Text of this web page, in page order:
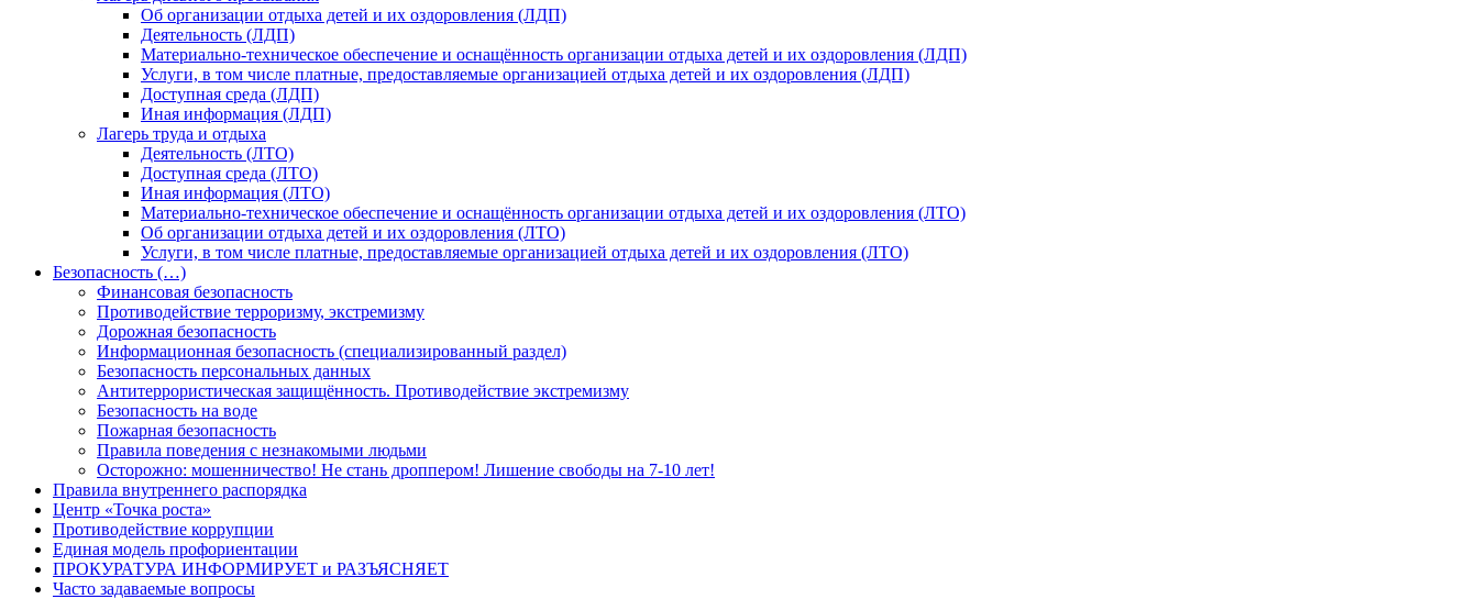
Об организации отдыха детей и их оздоровления (ЛДП)
Деятельность (ЛДП)
Материально-техническое обеспечение и оснащённость организации отдыха детей и их оздоровления (ЛДП)
Услуги, в том числе платные, предоставляемые организацией отдыха детей и их оздоровления (ЛДП)
Доступная среда (ЛДП)
Иная информация (ЛДП)
Лагерь труда и отдыха
Деятельность (ЛТО)
Доступная среда (ЛТО)
Иная информация (ЛТО)
Материально-техническое обеспечение и оснащённость организации отдыха детей и их оздоровления (ЛТО)
Об организации отдыха детей и их оздоровления (ЛТО)
Услуги, в том числе платные, предоставляемые организацией отдыха детей и их оздоровления (ЛТО)
Безопасность (…)
Финансовая безопасность
Противодействие терроризму, экстремизму
Дорожная безопасность
Информационная безопасность (специализированный раздел)
Безопасность персональных данных
Антитеррористическая защищённость. Противодействие экстремизму
Безопасность на воде
Пожарная безопасность
Правила поведения с незнакомыми людьми
Осторожно: мошенничество! Не стань дроппером! Лишение свободы на 7-10 лет!
Правила внутреннего распорядка
Центр «Точка роста»
Противодействие коррупции
Единая модель профориентации
ПРОКУРАТУРА ИНФОРМИРУЕТ и РАЗЪЯСНЯЕТ
Часто задаваемые вопросы